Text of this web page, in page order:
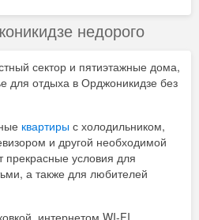
недорого
сектор и пятиэтажные дома,
для отдыха в Орджоникидзе без
квартиры с холодильником,
и другой необходимой
прекрасные условия для
а также для любителей